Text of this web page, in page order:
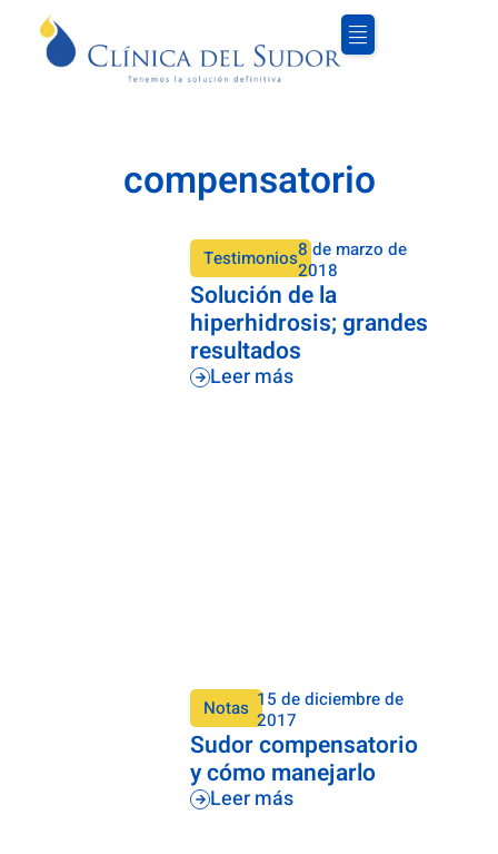
compensatorio
Testimonios8 de marzo de
2018
Solución de la
hiperhidrosis; grandes
resultados
Leer más
Notas 15 de diciembre de
2017
Sudor compensatorio
y cómo manejarlo
Leer más